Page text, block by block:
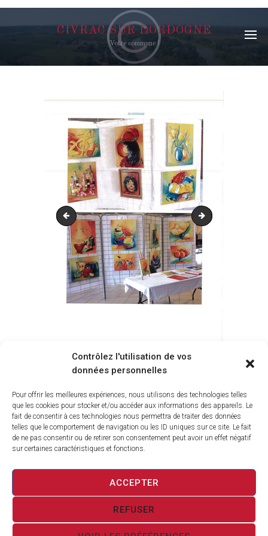
Contrôlez l'utilisation de vos
données personnelles
Pour offrir les meilleures expériences, nous utilisons des technologies telles
que les cookies pour stocker et/ou accéder aux informations des appareils. Le
fait de consentir à ces technologies nous permettra de traiter des données
telles que le comportement de navigation ou les ID uniques sur ce site. Le fait
de ne pas consentir ou de retirer son consentement peut avoir un effet négatif
sur certaines caractéristiques et fonctions.
ACCEPTER
REFUSER
CIVRAC SUR DORDOGNE
Votre commune !
expo 2018 bilan-04 expo 2018 bilan-01
EXPO 2018 BILAN-02
VIEWS 0 LIKES
NAVIGATION
DE
L’ARTICLE
PUBLISHED INPREVIOUS
POST:
LES MANIFESTATIONS
Terms of useand